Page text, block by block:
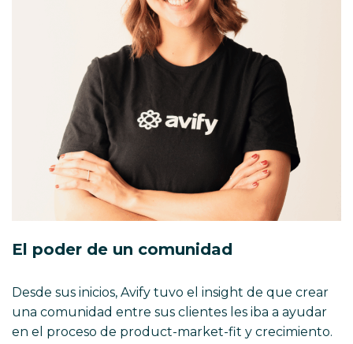
El poder de un comunidad
Desde sus inicios, Avify tuvo el insight de que crear
una comunidad entre sus clientes les iba a ayudar
en el proceso de product-market-fit y crecimiento.